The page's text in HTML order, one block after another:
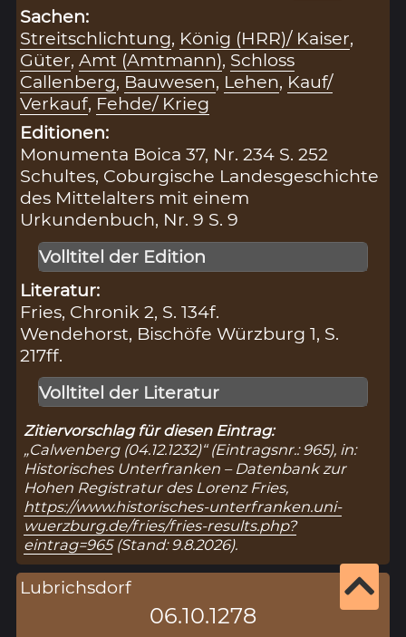
Sachen:
Streitschlichtung, König (HRR)/ Kaiser,
Güter,Amt (Amtmann), Schloss
Callenberg, Bauwesen, Lehen, Kauf/
Verkauf, Fehde/ Krieg
Editionen:
Monumenta Boica 37, Nr. 234 S. 252
Schultes, Coburgische Landesgeschichte
des Mittelalters mit einem
Urkundenbuch, Nr. 9 S. 9
Volltitel der Edition
Literatur:
Fries, Chronik 2, S. 134f.
Wendehorst, Bischöfe Würzburg 1, S.
217ff.
Volltitel der Literatur
Zitiervorschlag für diesen Eintrag:
„Calwenberg (04.12.1232)“ (Eintragsnr.: 965), in:
Historisches Unterfranken – Datenbank zur
Hohen Registratur des Lorenz Fries,
https://www.historisches-unterfranken.uni-
wuerzburg.de/fries/fries-results.php?
eintrag=965(Stand: 9.8.2026).
Lubrichsdorf
06.10.1278